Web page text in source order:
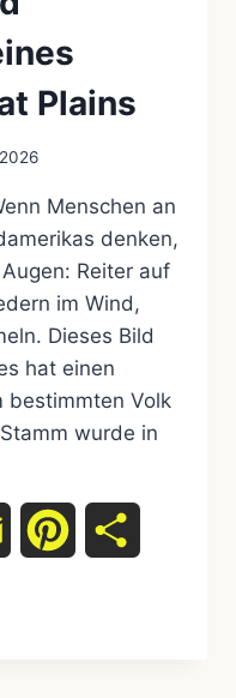
Plains
Menschen an
denken,
Reiter auf
im Wind,
Dieses Bild
hat einen
bestimmten Volk
wurde in
Email Pinterest